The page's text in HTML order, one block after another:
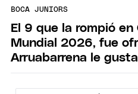
BOCA JUNIORS
El 9 que la rompió
Mundial 2026, fue
Arruabarrena le gusta